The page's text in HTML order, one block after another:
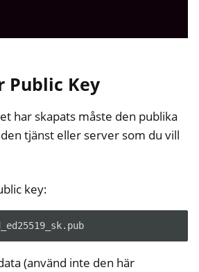
Public Key
har skapats måste den publika
tjänst eller server som du vill
key:
(använd inte den här